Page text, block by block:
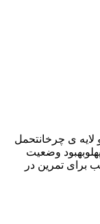
دو لایه ی چرخانتحمل
وضعیت
برای تمرین در